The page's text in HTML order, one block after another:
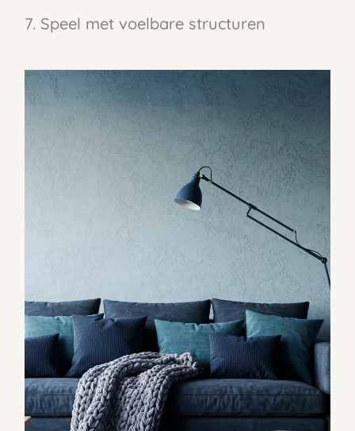
7. Speel met voelbare structuren